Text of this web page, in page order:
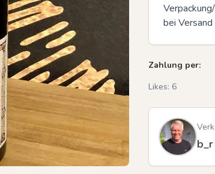
bei
Zahlung per:
Likes: 6
b_r